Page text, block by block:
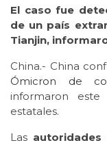
El caso fue
de un país
Tianjin,
China.- China
Ómicron de
informaron
estatales.
Las autoridades